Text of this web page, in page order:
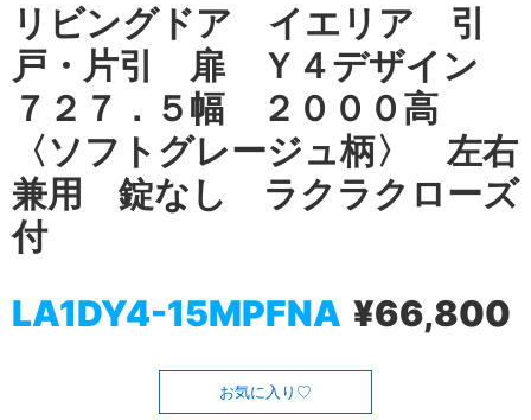
リビングドア イエリア 引
戸・片引 扉 Ｙ４デザイン
７２７．５幅 ２０００高
〈ソフトグレージュ柄〉 左右
兼用 錠なし ラクラクローズ
付
LA1DY4-15MPFNA ¥66,800
お気に入り